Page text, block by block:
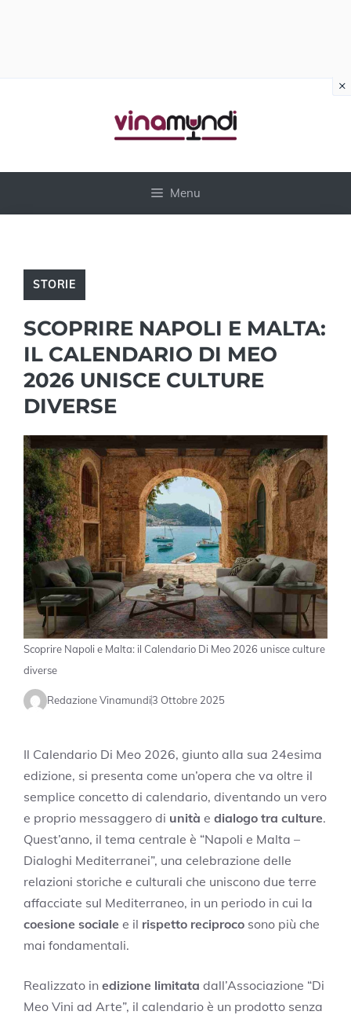
Menu
STORIE
SCOPRIRE NAPOLI E MALTA:
IL CALENDARIO DI MEO
2026 UNISCE CULTURE
DIVERSE
Scoprire Napoli e Malta: il Calendario Di Meo 2026 unisce culture
diverse
Redazione Vinamundi3 Ottobre 2025
Il Calendario Di Meo 2026, giunto alla sua 24esima
edizione, si presenta come un’opera che va oltre il
semplice concetto di calendario, diventando un vero
e proprio messaggero di unità e dialogo tra culture.
Quest’anno, il tema centrale è “Napoli e Malta –
Dialoghi Mediterranei”, una celebrazione delle
relazioni storiche e culturali che uniscono due terre
affacciate sul Mediterraneo, in un periodo in cui la
coesione sociale e il rispetto reciproco sono più che
mai fondamentali.
Realizzato in edizione limitata dall’Associazione “Di
Meo Vini ad Arte”, il calendario è un prodotto senza
×